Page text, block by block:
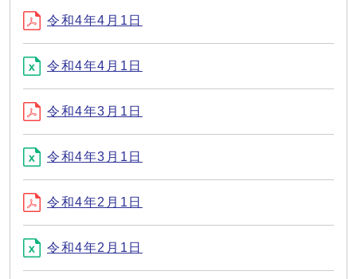
令和4年4月1日
令和4年4月1日
令和4年3月1日
令和4年3月1日
令和4年2月1日
令和4年2月1日